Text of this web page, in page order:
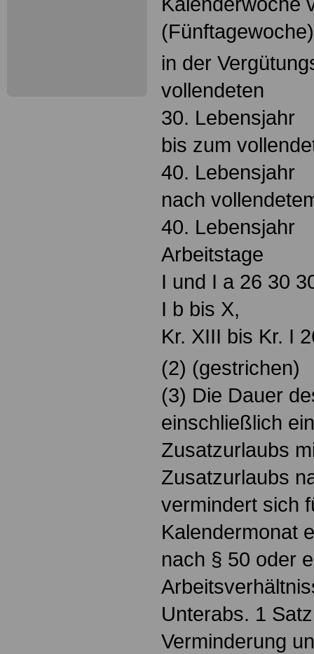
in der
vollendeten
30. Lebensjahr
bis zum
40. Lebensjahr
nach
40. Lebensjahr
Arbeitstage
I und I a 26 30
I b bis X,
Kr. XIII bis Kr. I
(2) (gestrichen)
(3) Die Dauer
einschließlich
Zusatzurlaubs
Zusatzurlaubs
vermindert sich
Kalendermonat
nach § 50 oder
Unterabs. 1
Verminderung